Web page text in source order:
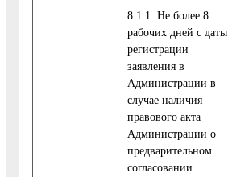
8.1.1. Не более 8
рабочих дней с даты
регистрации
заявления в
Администрации в
случае наличия
правового акта
Администрации о
предварительном
согласовании